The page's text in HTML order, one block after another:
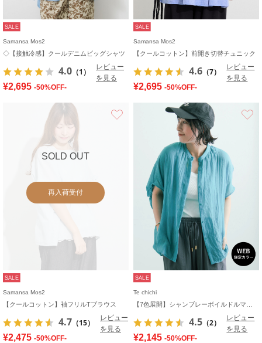
SALE
Samansa Mos2
◇【接触冷感】クールデニムビッグシャツ
4.0 （1）
レビュー
を見る
¥2,695 -50%OFF-
SALE
Samansa Mos2
【クールコットン】前開き切替チュニック
4.6 （7）
レビュー
を見る
¥2,695 -50%OFF-
SOLD OUT
再入荷受付
SALE
Samansa Mos2
【クールコットン】袖フリルTブラウス
4.7 （15）
レビュー
を見る
¥2,475 -50%OFF-
SALE
Te chichi
4.5 （2）
レビュー
を見る
¥2,145 -50%OFF-